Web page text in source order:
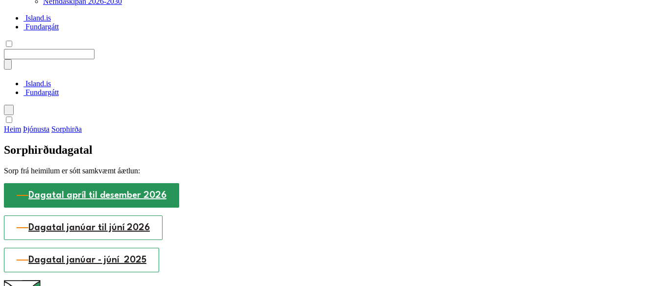
Island.is
Fundargátt
Island.is
Fundargátt
Heim Þjónusta Sorphirða
Sorphirðudagatal
Sorp frá heimilum er sótt samkvæmt áætlun:
Dagatal apríl til desember 2026
Dagatal janúar til júní 2026
Dagatal janúar - júní 2025